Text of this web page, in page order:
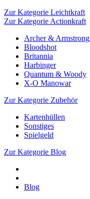
Zur Kategorie Leichtkraft
Zur Kategorie Actionkraft
Archer & Armstrong
Bloodshot
Britannia
Harbinger
Quantum & Woody
X-O Manowar
Zur Kategorie Zubehör
Kartenhüllen
Sonstiges
Spielgeld
Zur Kategorie Blog
Blog